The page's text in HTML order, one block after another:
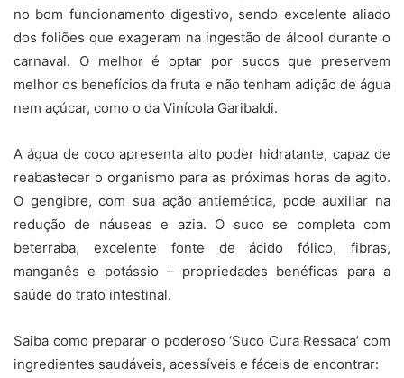
no bom funcionamento digestivo, sendo excelente aliado
dos foliões que exageram na ingestão de álcool durante o
carnaval. O melhor é optar por sucos que preservem
melhor os benefícios da fruta e não tenham adição de água
nem açúcar, como o da Vinícola Garibaldi.
A água de coco apresenta alto poder hidratante, capaz de
reabastecer o organismo para as próximas horas de agito.
O gengibre, com sua ação antiemética, pode auxiliar na
redução de náuseas e azia. O suco se completa com
beterraba, excelente fonte de ácido fólico, fibras,
manganês e potássio – propriedades benéficas para a
saúde do trato intestinal.
Saiba como preparar o poderoso ‘Suco Cura Ressaca’ com
ingredientes saudáveis, acessíveis e fáceis de encontrar: